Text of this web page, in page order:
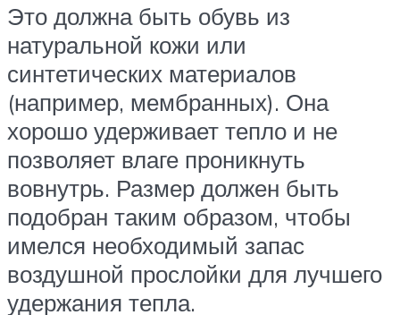
Это должна быть обувь из
натуральной кожи или
синтетических материалов
(например, мембранных). Она
хорошо удерживает тепло и не
позволяет влаге проникнуть
вовнутрь. Размер должен быть
подобран таким образом, чтобы
имелся необходимый запас
воздушной прослойки для лучшего
удержания тепла.